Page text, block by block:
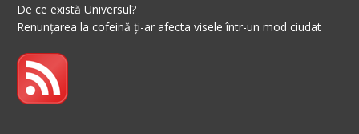
De ce există Universul?
Renunțarea la cofeină ți-ar afecta visele într-un mod ciudat